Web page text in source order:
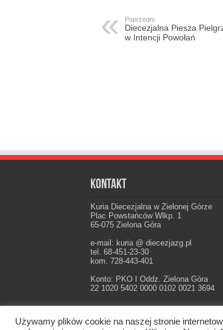
Poprzedni
Diecezjalna Piesza
w Intencji Powołań
Kontakt
Kuria Diecezjalna w Zielonej Górze
Plac Powstańców Wlkp. 1
65-075 Zielona Góra
e-mail: kuria @ diecezjazg.pl
tel. 68-451-23-30
kom. 728-443-401
Konto: PKO I Oddz. Zielona Góra
22 1020 5402 0000 0102 0021 3694
Oficjalna strona Diecezji
Używamy plików cookie na naszej stronie